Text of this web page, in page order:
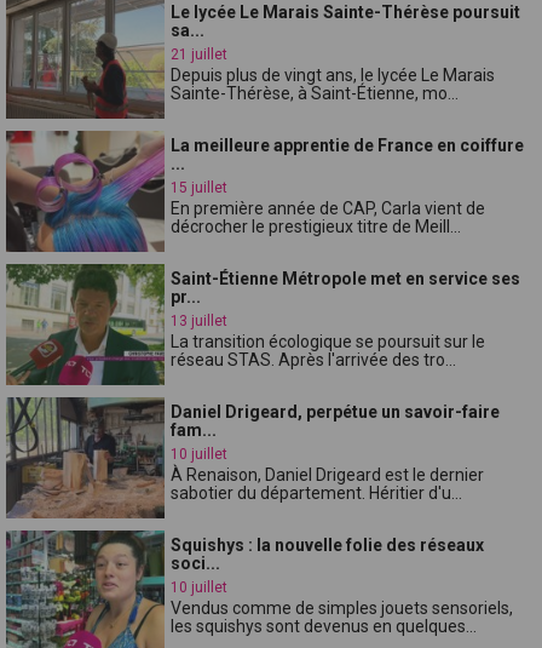
Le lycée Le Marais Sainte-Thérèse poursuit
sa...
21 juillet
Depuis plus de vingt ans, le lycée Le Marais
Sainte-Thérèse, à Saint-Étienne, mo...
La meilleure apprentie de France en coiffure
...
15 juillet
En première année de CAP, Carla vient de
décrocher le prestigieux titre de Meill...
Saint-Étienne Métropole met en service ses
pr...
13 juillet
La transition écologique se poursuit sur le
réseau STAS. Après l'arrivée des tro...
Daniel Drigeard, perpétue un savoir-faire
fam...
10 juillet
À Renaison, Daniel Drigeard est le dernier
sabotier du département. Héritier d'u...
Squishys : la nouvelle folie des réseaux
soci...
10 juillet
Vendus comme de simples jouets sensoriels,
les squishys sont devenus en quelques...